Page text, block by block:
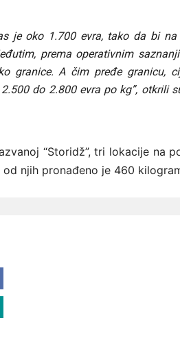
je oko 1.700 evra, tako da bi na
prema operativnim
granice. A čim pređe granicu,
do 2.800 evra po kg”, otkrili
“Storidž”, tri lokacije na
njih pronađeno je 460